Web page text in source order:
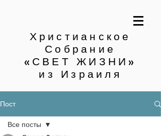
Христианское
Собрание
«СВЕТ ЖИЗНИ»
из Израиля
Пост
Все посты